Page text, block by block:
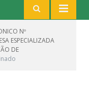
Nº
ESPECIALIZADA
DE